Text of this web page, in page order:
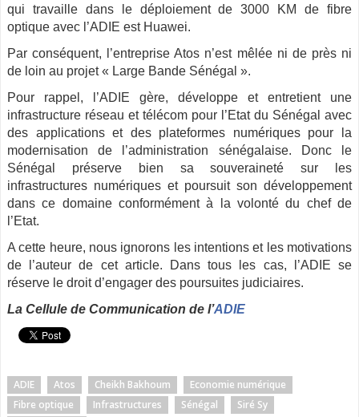
qui travaille dans le déploiement de 3000 KM de fibre
optique avec l’ADIE est Huawei.
Par conséquent, l’entreprise Atos n’est mêlée ni de près ni
de loin au projet « Large Bande Sénégal ».
Pour rappel, l’ADIE gère, développe et entretient une
infrastructure réseau et télécom pour l’Etat du Sénégal avec
des applications et des plateformes numériques pour la
modernisation de l’administration sénégalaise. Donc le
Sénégal préserve bien sa souveraineté sur les
infrastructures numériques et poursuit son développement
dans ce domaine conformément à la volonté du chef de
l’Etat.
A cette heure, nous ignorons les intentions et les motivations
de l’auteur de cet article. Dans tous les cas, l’ADIE se
réserve le droit d’engager des poursuites judiciaires.
La Cellule de Communication de l’ADIE
ADIE Atos Cheikh Bakhoum
Economie numérique
Fibre optique
Infrastructures Sénégal
Siré Sy